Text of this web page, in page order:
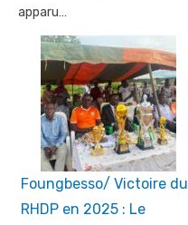
apparu…
Foungbesso/ Victoire du
RHDP en 2025 : Le